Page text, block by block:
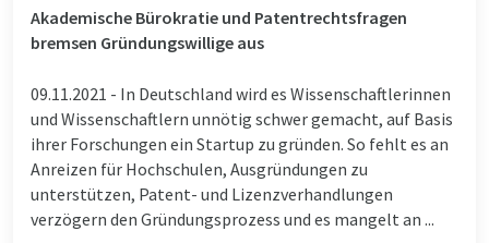
Akademische Bürokratie und Patentrechtsfragen
bremsen Gründungswillige aus
09.11.2021 - In Deutschland wird es Wissenschaftlerinnen
und Wissenschaftlern unnötig schwer gemacht, auf Basis
ihrer Forschungen ein Startup zu gründen. So fehlt es an
Anreizen für Hochschulen, Ausgründungen zu
unterstützen, Patent- und Lizenzverhandlungen
verzögern den Gründungsprozess und es mangelt an ...